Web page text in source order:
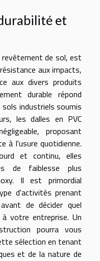
et
revêtement de sol, est
aux impacts,
aux divers produits
durable répond
industriels soumis
les dalles en PVC
proposant
à l'usure quotidienne.
et continu, elles
de faiblesse plus
Il est primordial
d'activités prenant
de décider quel
votre entreprise. Un
pourra vous
sélection en tenant
et de la nature de